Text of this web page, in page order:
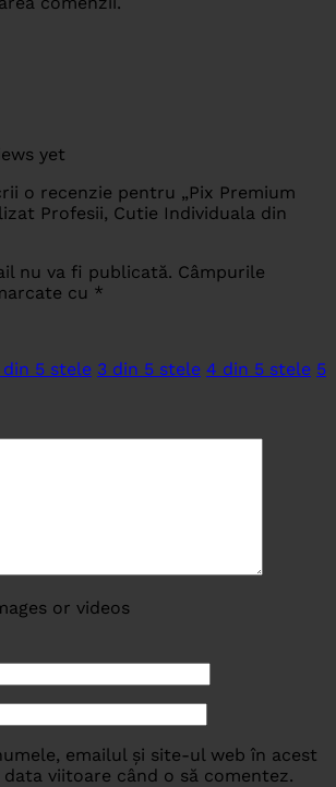
yet
o recenzie pentru „Pix Premium
Profesii, Cutie Individuala din
nu va fi publicată. Câmpurile
cu *
din 5 stele 3 din 5 stele 4 din 5 stele 5
or videos
emailul și site-ul web în acest
viitoare când o să comentez.